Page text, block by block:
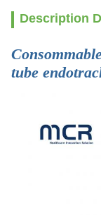
Description
tube